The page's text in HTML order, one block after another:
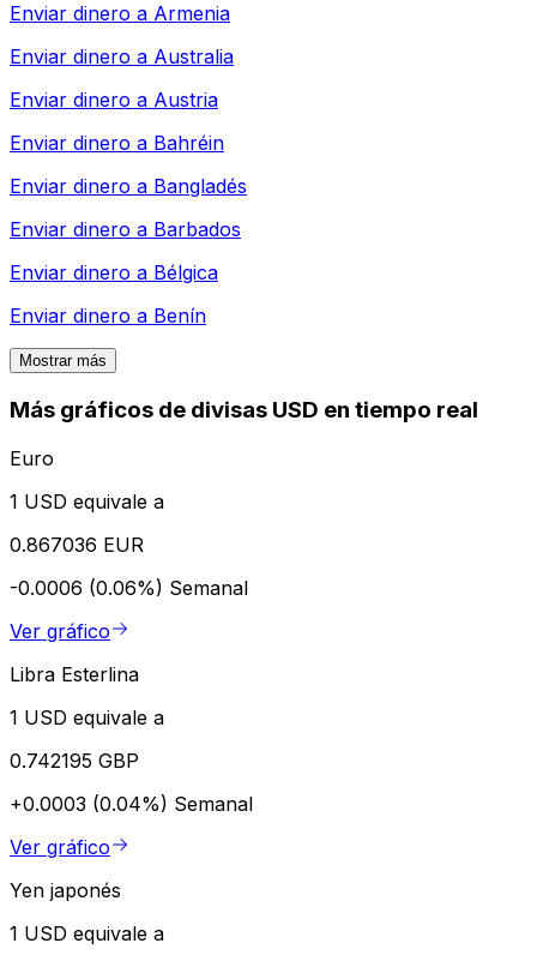
Enviar dinero a Armenia
Enviar dinero a Australia
Enviar dinero a Austria
Enviar dinero a Bahréin
Enviar dinero a Bangladés
Enviar dinero a Barbados
Enviar dinero a Bélgica
Enviar dinero a Benín
Mostrar más
Más gráficos de divisas USD en tiempo real
Euro
1 USD equivale a
0.867036 EUR
-0.0006 (0.06%) Semanal
Ver gráfico
Libra Esterlina
1 USD equivale a
0.742195 GBP
+0.0003 (0.04%) Semanal
Ver gráfico
Yen japonés
1 USD equivale a